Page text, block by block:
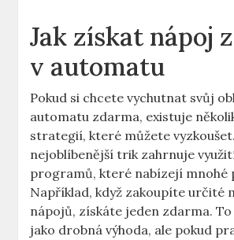
Jak získat nápoj
v automatu
Pokud si chcete vychutnat svůj
automatu zdarma, existuje
strategií, které můžete
nejoblíbenější trik zahrnuje
programů, které nabízejí mnohé
Například, když zakoupíte určité
nápojů, získáte jeden zdarma.
jako drobná výhoda, ale pokud